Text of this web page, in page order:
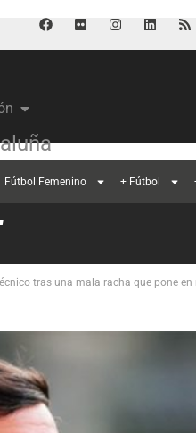
Fútbol Femenino + Fútbol
tras una mala racha que pone